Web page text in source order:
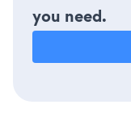
you need.